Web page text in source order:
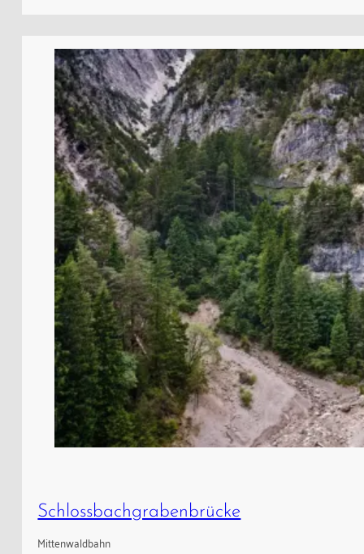
Schlossbachgrabenbrücke
Mittenwaldbahn